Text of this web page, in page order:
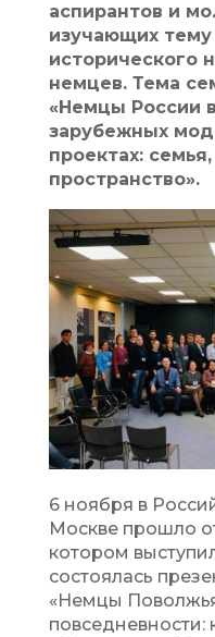
аспирантов и
изучающих тему
исторического
немцев. Тема
«Немцы России
зарубежных
проектах:
пространство».
6 ноября в
Москве прошло
котором
состоялась
«Немцы
повседневности: